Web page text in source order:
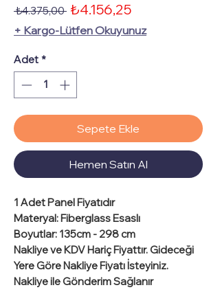
₺4.375,00 Normal
Fiyat
₺4.156,25İndirimli
+ Kargo-Lütfen Okuyunuz
Adet *
Sepete Ekle
Hemen Satın Al
1 AdetPanel Fiyatıdır
Materyal: Fiberglass Esaslı
Boyutlar: 135cm - 298 cm
Nakliye ve KDV Hariç Fiyattır.Gideceği
Yere Göre Nakliye Fiyatı İsteyiniz.
Nakliye ile Gönderim Sağlanır